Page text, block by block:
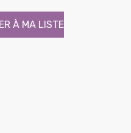
À MA LISTE